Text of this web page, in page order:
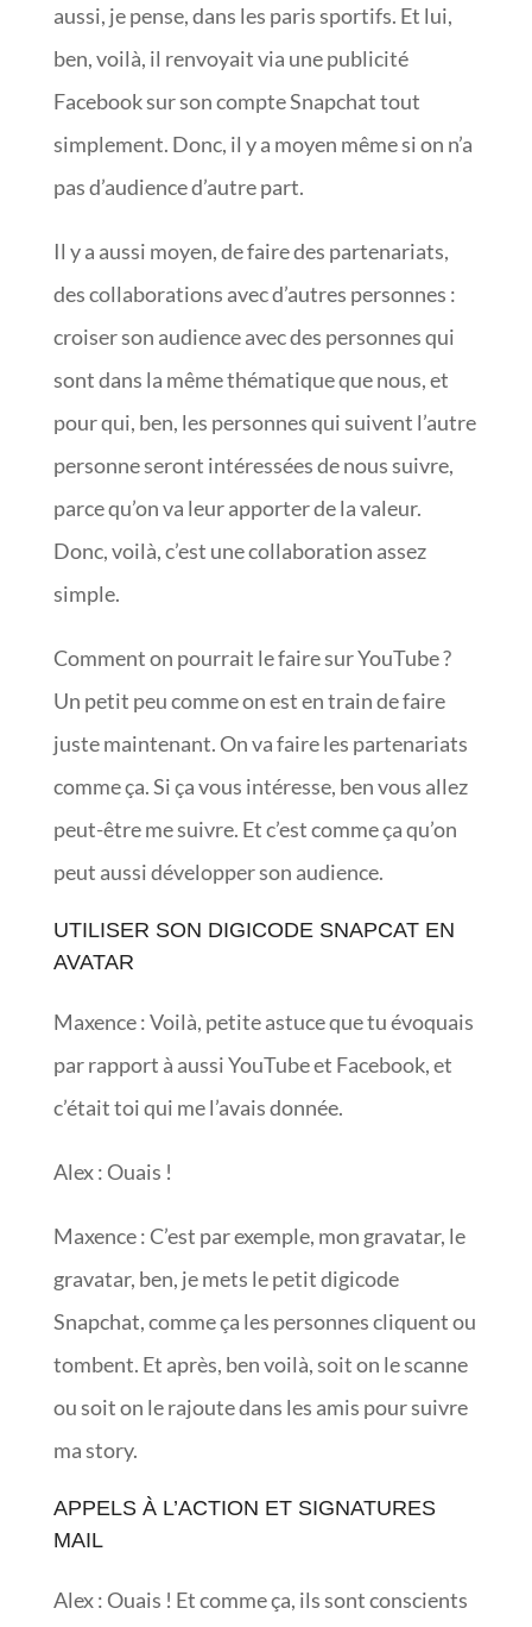
aussi, je pense, dans les paris sportifs. Et lui,
ben, voilà, il renvoyait via une publicité
Facebook sur son compte Snapchat tout
simplement. Donc, il y a moyen même si on n’a
pas d’audience d’autre part.
Il y a aussi moyen, de faire des partenariats,
des collaborations avec d’autres personnes :
croiser son audience avec des personnes qui
sont dans la même thématique que nous, et
pour qui, ben, les personnes qui suivent l’autre
personne seront intéressées de nous suivre,
parce qu’on va leur apporter de la valeur.
Donc, voilà, c’est une collaboration assez
simple.
Comment on pourrait le faire sur YouTube ?
Un petit peu comme on est en train de faire
juste maintenant. On va faire les partenariats
comme ça. Si ça vous intéresse, ben vous allez
peut-être me suivre. Et c’est comme ça qu’on
peut aussi développer son audience.
UTILISER SON DIGICODE SNAPCAT EN
AVATAR
Maxence : Voilà, petite astuce que tu évoquais
par rapport à aussi YouTube et Facebook, et
c’était toi qui me l’avais donnée.
Alex : Ouais !
Maxence : C’est par exemple, mon gravatar, le
gravatar, ben, je mets le petit digicode
Snapchat, comme ça les personnes cliquent ou
tombent. Et après, ben voilà, soit on le scanne
ou soit on le rajoute dans les amis pour suivre
ma story.
APPELS À L’ACTION ET SIGNATURES
MAIL
Alex : Ouais ! Et comme ça, ils sont conscients